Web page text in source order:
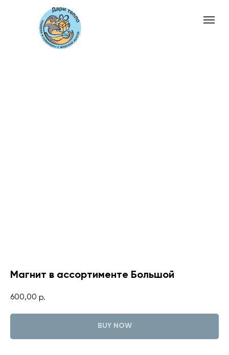
Магнит в ассортименте Большой
600,00 р.
BUY NOW